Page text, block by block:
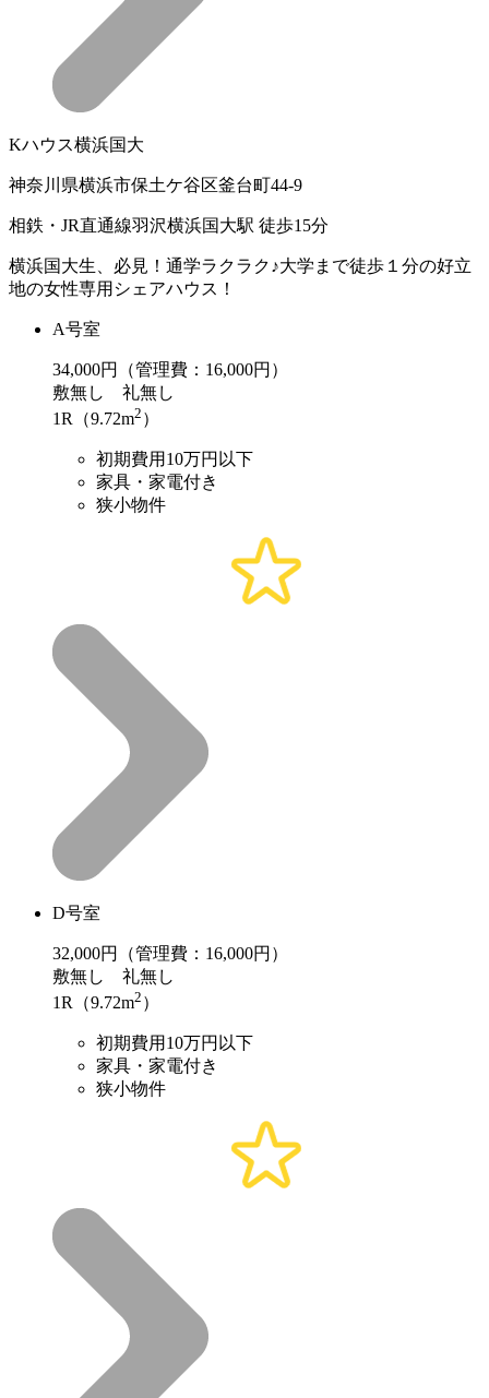
Kハウス横浜国大
神奈川県横浜市保土ケ谷区釜台町44-9
相鉄・JR直通線羽沢横浜国大駅 徒歩15分
横浜国大生、必見！通学ラクラク♪大学まで徒歩１分の好立
地の女性専用シェアハウス！
A号室
34,000円（管理費：16,000円）
敷無し 礼無し
1R（9.72m2 ）
初期費用10万円以下
家具・家電付き
狭小物件
D号室
32,000円（管理費：16,000円）
敷無し 礼無し
1R（9.72m2 ）
初期費用10万円以下
家具・家電付き
狭小物件